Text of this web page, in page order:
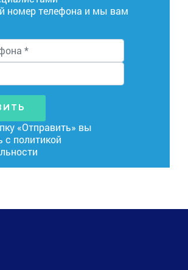
номер телефона и мы вам
«Отправить» вы
с политикой